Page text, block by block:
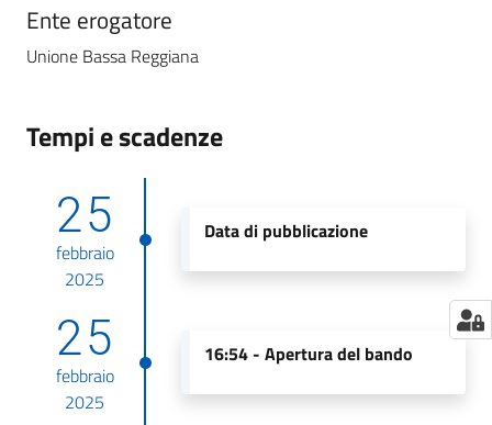
Ente erogatore
Unione Bassa Reggiana
Tempi e scadenze
25
febbraio
2025
Data di pubblicazione
25
febbraio
2025
16:54 - Apertura del bando